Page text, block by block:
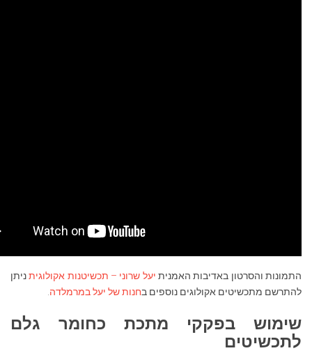
התמונות והסרטון באדיבות האמנית יעל שרוני – תכשיטנות אקולוגיתניתן
להתרשם מתכשיטים אקולוגים נוספים בחנות של יעל במרמלדה
שימוש בפקקי מתכת כחומר גלם
לתכשיטים